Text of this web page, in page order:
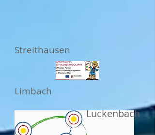
Streithausen
Limbach
Luckenbach